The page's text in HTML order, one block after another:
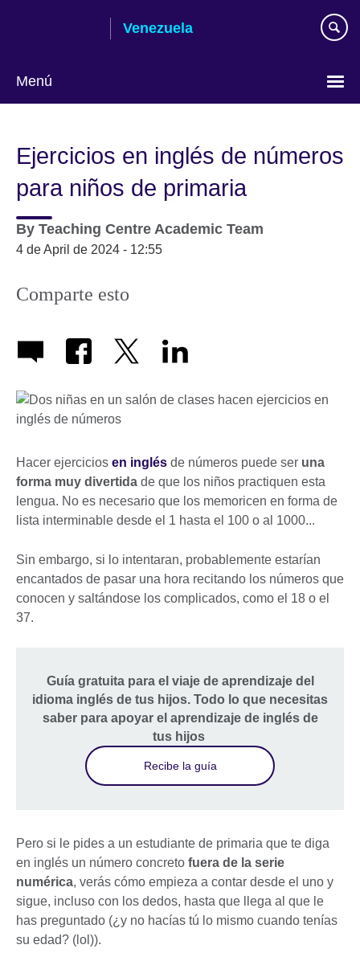
Venezuela
Menú
idioma
Ejercicios en inglés de números
para niños de primaria
By Teaching Centre Academic Team
4 de April de 2024 - 12:55
Comparte esto
Hacer ejercicios en inglés de números puede ser una
forma muy divertida de que los niños practiquen esta
lengua. No es necesario que los memoricen en forma de
lista interminable desde el 1 hasta el 100 o al 1000...
Sin embargo, si lo intentaran, probablemente estarían
encantados de pasar una hora recitando los números que
conocen y saltándose los complicados, como el 18 o el
37.
Guía gratuita para el viaje de aprendizaje del
idioma inglés de tus hijos. Todo lo que necesitas
saber para apoyar el aprendizaje de inglés de
tus hijos
Recibe la guía
Pero si le pides a un estudiante de primaria que te diga
en inglés un número concreto fuera de la serie
numérica, verás cómo empieza a contar desde el uno y
sigue, incluso con los dedos, hasta que llega al que le
has preguntado (¿y no hacías tú lo mismo cuando tenías
su edad? (lol)).